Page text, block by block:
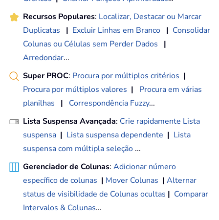
Recursos Populares: Localizar, Destacar ou Marcar
Duplicatas
| Excluir Linhas em Branco | Consolidar
Colunas ou Células sem Perder Dados
|
Arredondar...
Super PROC: Procura por múltiplos critérios |
Procura por múltiplos valores |
Procura em várias
planilhas
| Correspondência Fuzzy...
Lista Suspensa Avançada: Crie rapidamente Lista
suspensa | Lista suspensa dependente | Lista
suspensa com múltipla seleção ...
Gerenciador de Colunas: Adicionar número
específico de colunas | Mover Colunas | Alternar
status de visibilidade de Colunas ocultas | Comparar
Intervalos & Colunas...